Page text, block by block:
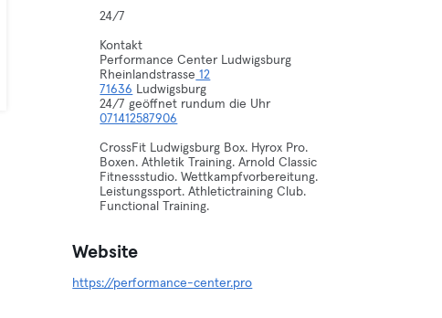
24/7
Kontakt
Performance Center Ludwigsburg
Rheinlandstrasse 12
71636 Ludwigsburg
24/7 geöffnet rundum die Uhr
071412587906
CrossFit Ludwigsburg Box. Hyrox Pro.
Boxen. Athletik Training. Arnold Classic
Fitnessstudio. Wettkampfvorbereitung.
Leistungssport. Athletictraining Club.
Functional Training.
Website
https://performance-center.pro